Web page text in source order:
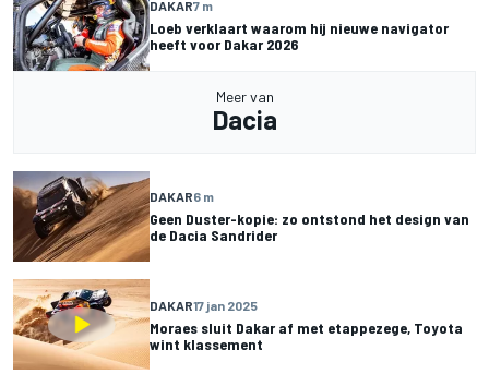
DAKAR7 m
Loeb verklaart waarom hij nieuwe navigator
heeft voor Dakar 2026
Meer van
Dacia
DAKAR6 m
Geen Duster-kopie: zo ontstond het design van
de Dacia Sandrider
DAKAR17 jan 2025
Moraes sluit Dakar af met etappezege, Toyota
wint klassement